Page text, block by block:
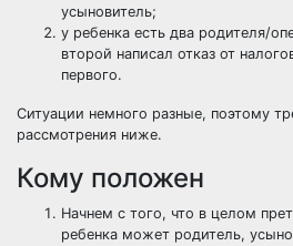
усыновитель;
у ребенка есть два родителя/
второй написал отказ от
первого.
Ситуации немного разные, поэтому
рассмотрения ниже.
Кому положен
Начнем с того, что в целом
ребенка может родитель,